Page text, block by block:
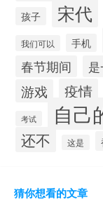
孩子 宋代
我们可以 手机
春节期间
游戏 疫情
考试 自己
还不 这是
猜你想看的文章